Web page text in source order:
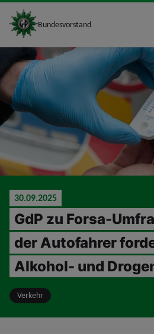
jumpToMain
site_logo
Bundesvorstand
30.09.2025
GdP zu Forsa-
der Autofahrer
Alkohol- und
Verkehr